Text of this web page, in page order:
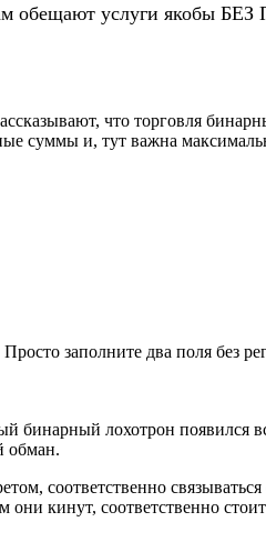
обещают услуги якобы
что торговля
суммы и, тут важна
Просто заполните два поля без
бинарный лохотрон появился
обман.
соответственно
кинут, соответственно